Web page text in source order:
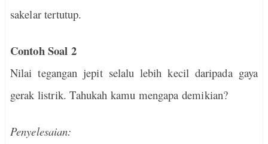
sakelar tertutup.
Contoh Soal 2
Nilai tegangan jepit selalu lebih kecil daripada gaya
gerak listrik. Tahukah kamu mengapa demikian?
Penyelesaian: